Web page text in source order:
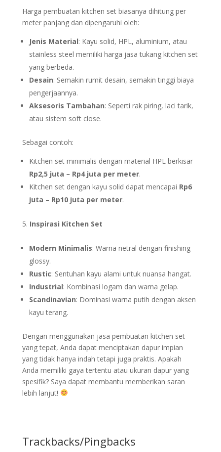
Harga pembuatan kitchen set biasanya dihitung per
meter panjang dan dipengaruhi oleh:
Jenis Material: Kayu solid, HPL, aluminium, atau
stainless steel memiliki harga jasa tukang kitchen set
yang berbeda.
Desain: Semakin rumit desain, semakin tinggi biaya
pengerjaannya.
Aksesoris Tambahan: Seperti rak piring, laci tarik,
atau sistem soft close.
Sebagai contoh:
Kitchen set minimalis dengan material HPL berkisar
Rp2,5 juta – Rp4 juta per meter.
Kitchen set dengan kayu solid dapat mencapai Rp6
juta – Rp10 juta per meter.
Inspirasi Kitchen Set
Modern Minimalis: Warna netral dengan finishing
glossy.
Rustic: Sentuhan kayu alami untuk nuansa hangat.
Industrial: Kombinasi logam dan warna gelap.
Scandinavian: Dominasi warna putih dengan aksen
kayu terang.
Dengan menggunakan jasa pembuatan kitchen set
yang tepat, Anda dapat menciptakan dapur impian
yang tidak hanya indah tetapi juga praktis. Apakah
Anda memiliki gaya tertentu atau ukuran dapur yang
spesifik? Saya dapat membantu memberikan saran
lebih lanjut!
Trackbacks/Pingbacks